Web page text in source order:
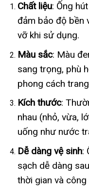
Chất liệu: Ống
đảm bảo độ bền
vỡ khi sử dụng.
Màu sắc: Màu
sang trọng, phù
phong cách
Kích thước:
nhau (nhỏ, vừa,
uống như nước
Dễ dàng vệ sinh:
sạch dễ dàng
thời gian và công